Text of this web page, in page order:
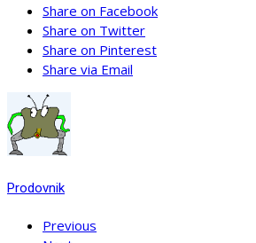
Share on Facebook
Share on Twitter
Share on Pinterest
Share via Email
Prodovnik
Previous